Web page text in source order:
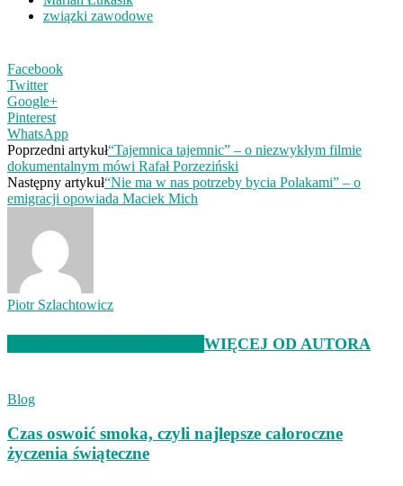
związki zawodowe
Facebook
Twitter
Google+
Pinterest
WhatsApp
Poprzedni artykuł“Tajemnica tajemnic” – o niezwykłym filmie
dokumentalnym mówi Rafał Porzeziński
Następny artykuł“Nie ma w nas potrzeby bycia Polakami” – o
emigracji opowiada Maciek Mich
Piotr Szlachtowicz
WIĘCEJ OD AUTORA
Blog
Czas oswoić smoka, czyli najlepsze całoroczne
życzenia świąteczne